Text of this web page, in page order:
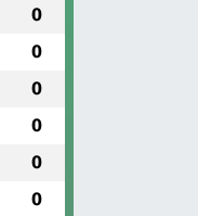
0
0
0
0
0
0